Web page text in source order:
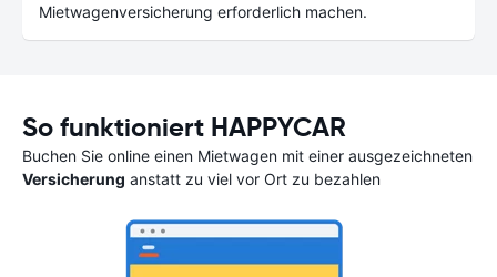
Mietwagenversicherung erforderlich machen.
So funktioniert HAPPYCAR
Buchen Sie online einen Mietwagen mit einer ausgezeichneten
Versicherung anstatt zu viel vor Ort zu bezahlen